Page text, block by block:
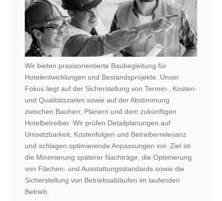
Wir bieten praxisorientierte Baubegleitung für
Hotelentwicklungen und Bestandsprojekte. Unser
Fokus liegt auf der Sicherstellung von Termin‑, Kosten‑
und Qualitätszielen sowie auf der Abstimmung
zwischen Bauherr, Planern und dem zukünftigen
Hotelbetreiber. Wir prüfen Detailplanungen auf
Umsetzbarkeit, Kostenfolgen und Betreiberrelevanz
und schlagen optimierende Anpassungen vor. Ziel ist
die Minimierung späterer Nachträge, die Optimierung
von Flächen‑ und Ausstattungsstandards sowie die
Sicherstellung von Betriebsabläufen im laufenden
Betrieb.